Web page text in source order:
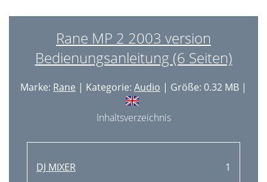
Rane MP 2 2003 version
Bedienungsanleitung (6 Seiten)
Marke: Rane | Kategorie: Audio | Größe: 0.32 MB |
Inhaltsverzeichnis
DJ MIXER
1